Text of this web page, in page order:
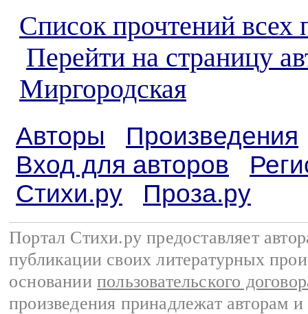
Список прочтений всех
Перейти на страницу
Миргородская
Авторы
Произведения
Вход для авторов
Стихи.ру
Проза.ру
Портал Стихи.ру предоставляет
публикации своих литературных
основании пользовательского
произведения принадлежат авторам